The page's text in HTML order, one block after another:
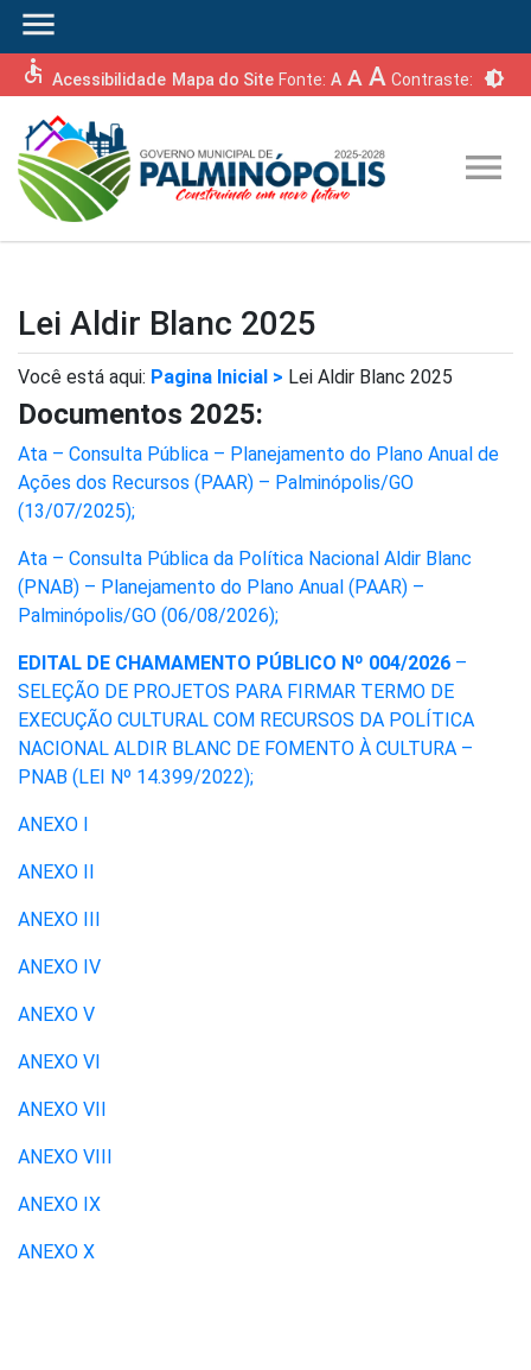
menu
accessible Acessibilidade Mapa do Site Fonte: A A A Contraste: brightness_6
menu
Lei Aldir Blanc 2025
Você está aqui: Pagina Inicial > Lei Aldir Blanc 2025
Documentos 2025:
Ata – Consulta Pública – Planejamento do Plano Anual de
Ações dos Recursos (PAAR) – Palminópolis/GO
(13/07/2025);
Ata – Consulta Pública da Política Nacional Aldir Blanc
(PNAB) – Planejamento do Plano Anual (PAAR) –
Palminópolis/GO (06/08/2026);
EDITAL DE CHAMAMENTO PÚBLICO Nº 004/2026 –
SELEÇÃO DE PROJETOS PARA FIRMAR TERMO DE
EXECUÇÃO CULTURAL COM RECURSOS DA POLÍTICA
NACIONAL ALDIR BLANC DE FOMENTO À CULTURA –
PNAB (LEI Nº 14.399/2022);
ANEXO I
ANEXO II
ANEXO III
ANEXO IV
ANEXO V
ANEXO VI
ANEXO VII
ANEXO VIII
ANEXO IX
ANEXO X